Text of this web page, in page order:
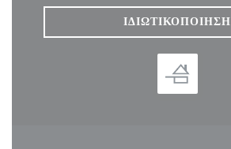
ΙΔΙΩΤΙΚΟΠΟΊΗΣΗ